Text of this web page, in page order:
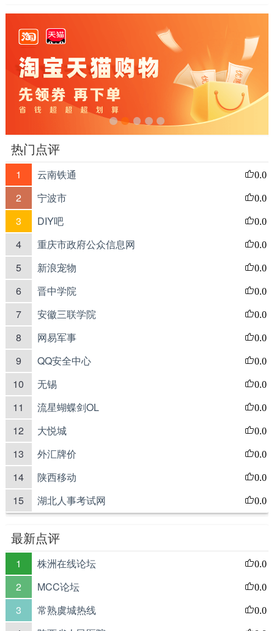
热门点评
1 云南铁通 0.0
2 宁波市 0.0
3 DIY吧 0.0
4 重庆市政府公众信息网 0.0
5 新浪宠物 0.0
6 晋中学院 0.0
7 安徽三联学院 0.0
8 网易军事 0.0
9 QQ安全中心 0.0
10 无锡 0.0
11 流星蝴蝶剑OL 0.0
12 大悦城 0.0
13 外汇牌价 0.0
14 陕西移动 0.0
15 湖北人事考试网 0.0
最新点评
1 株洲在线论坛 0.0
2 MCC论坛 0.0
3 常熟虞城热线 0.0